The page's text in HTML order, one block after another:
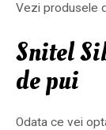
Vezi produsele
Snitel
de pui
Odata ce vei